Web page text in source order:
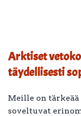
Arktiset
täydellisesti
Meille on
soveltuvat